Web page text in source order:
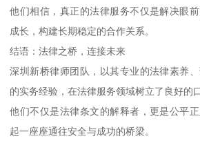
他们相信，真正的法律服务不仅是解决眼
成长，构建长期稳定的合作关系。
结语：法律之桥，连接未来
深圳新桥律师团队，以其专业的法律素养
的实务经验，在法律服务领域树立了良好的口
他们不仅是法律条文的解释者，更是公平
起一座座通往安全与成功的桥梁。